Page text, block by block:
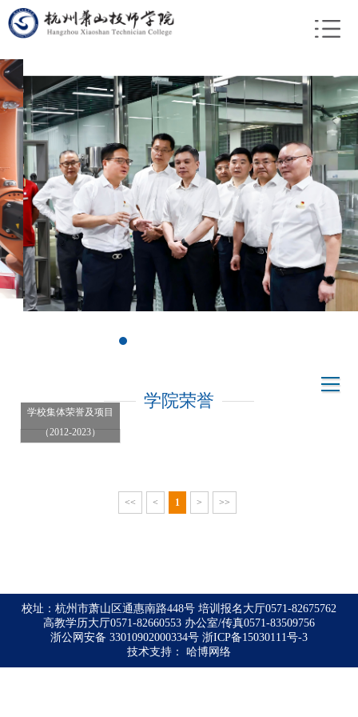
学院荣誉
学校集体荣誉及项目
（2012-2023）
<< < 1 > >>
校址：杭州市萧山区通惠南路448号 培训报名大厅0571-82675762
高教学历大厅0571-82660553 办公室/传真0571-83509756
浙公网安备 33010902000334号 浙ICP备15030111号-3
技术支持： 哈博网络